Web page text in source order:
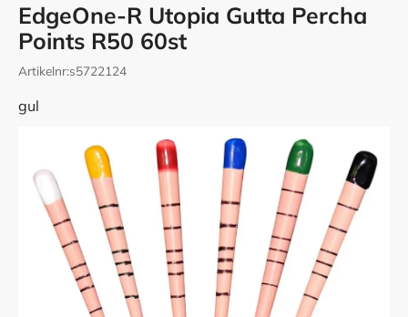
EdgeOne-R Utopia Gutta Percha
Points R50 60st
Artikelnr s5722124
gul